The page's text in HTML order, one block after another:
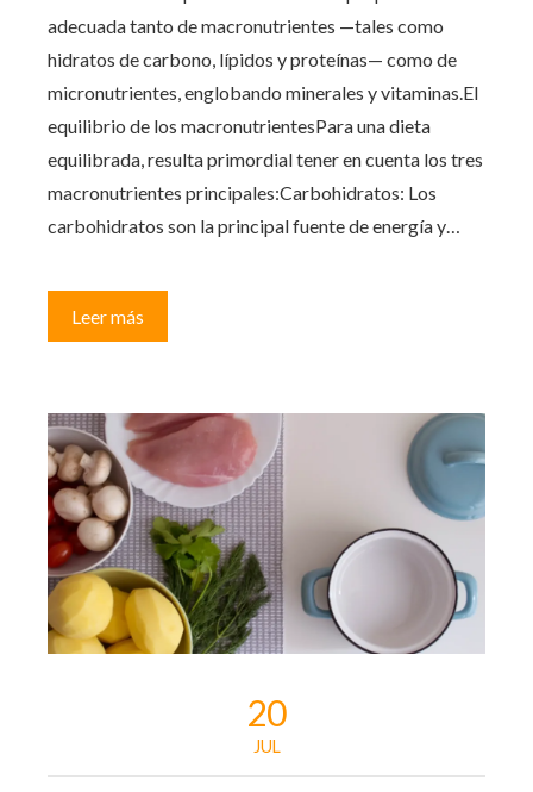
adecuada tanto de macronutrientes —tales como
hidratos de carbono, lípidos y proteínas— como de
micronutrientes, englobando minerales y vitaminas.El
equilibrio de los macronutrientesPara una dieta
equilibrada, resulta primordial tener en cuenta los tres
macronutrientes principales:Carbohidratos: Los
carbohidratos son la principal fuente de energía y…
Leer más
20
JUL